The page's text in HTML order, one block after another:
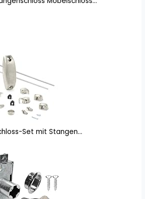
Set mit Stangen...